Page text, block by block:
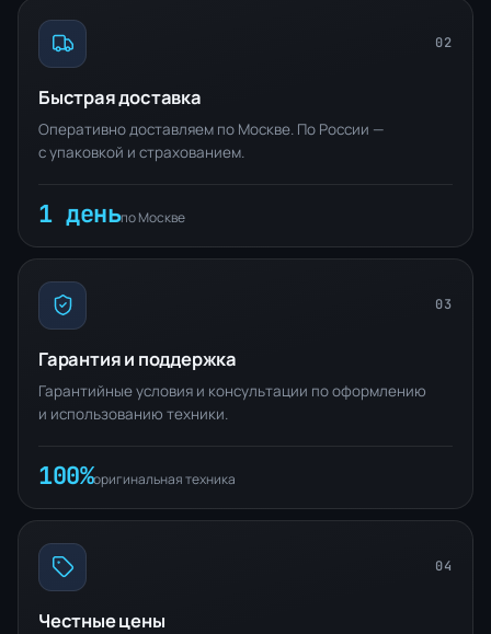
02
Быстрая доставка
Оперативно доставляем по Москве. По России —
с упаковкой и страхованием.
1 деньпо Москве
03
Гарантия и поддержка
Гарантийные условия и консультации по оформлению
и использованию техники.
100%оригинальная техника
04
Честные цены